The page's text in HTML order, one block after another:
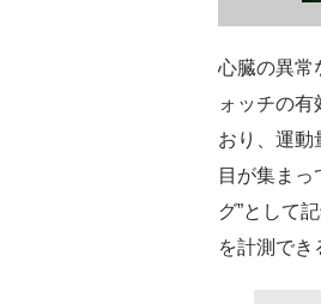
心臓の異常
ォッチの
おり、運動
目が集ま
グ”として
を計測でき